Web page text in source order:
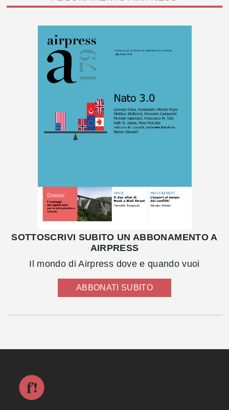
SOTTOSCRIVI SUBITO UN ABBONAMENTO A
AIRPRESS
Il mondo di Airpress dove e quando vuoi
ABBONATI SUBITO